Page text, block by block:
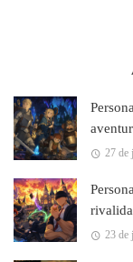
27 de
23 de